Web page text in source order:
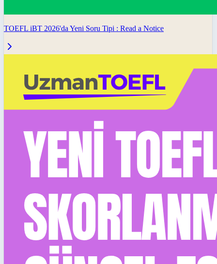
TOEFL iBT 2026'da Yeni Soru Tipi : Read a Notice